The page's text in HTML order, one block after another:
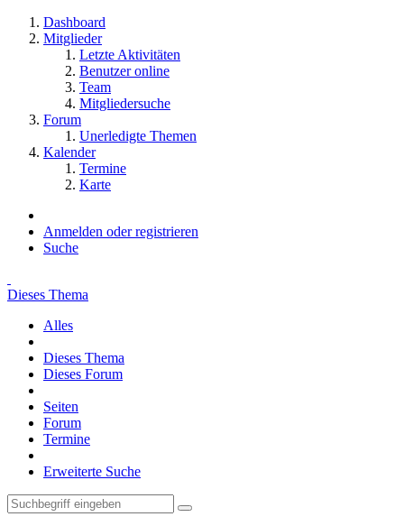
Dashboard
Mitglieder
Letzte Aktivitäten
Benutzer online
Team
Mitgliedersuche
Forum
Unerledigte Themen
Kalender
Termine
Karte
Anmelden oder registrieren
Suche
Dieses Thema
Alles
Dieses Thema
Dieses Forum
Seiten
Forum
Termine
Erweiterte Suche